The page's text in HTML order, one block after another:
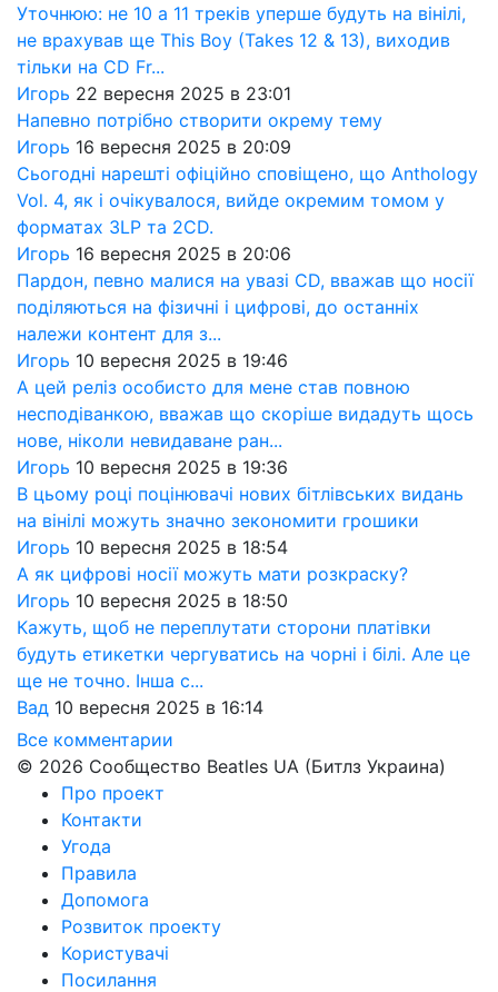
Уточнюю: не 10 а 11 треків уперше будуть на вінілі,
не врахував ще This Boy (Takes 12 & 13), виходив
тільки на CD Fr...
Игорь 22 вересня 2025 в 23:01
Напевно потрібно створити окрему тему
Игорь 16 вересня 2025 в 20:09
Сьогодні нарешті офіційно сповіщено, що Anthology
Vol. 4, як і очікувалося, вийде окремим томом у
форматах 3LP та 2CD.
Игорь 16 вересня 2025 в 20:06
Пардон, певно малися на увазі CD, вважав що носії
поділяються на фізичні і цифрові, до останніх
належи контент для з...
Игорь 10 вересня 2025 в 19:46
А цей реліз особисто для мене став повною
несподіванкою, вважав що скоріше видадуть щось
нове, ніколи невидаване ран...
Игорь 10 вересня 2025 в 19:36
В цьому році поцінювачі нових бітлівських видань
на вінілі можуть значно зекономити грошики
Игорь 10 вересня 2025 в 18:54
А як цифрові носії можуть мати розкраску?
Игорь 10 вересня 2025 в 18:50
Кажуть, щоб не переплутати сторони платівки
будуть етикетки чергуватись на чорні і білі. Але це
ще не точно. Інша с...
Вад 10 вересня 2025 в 16:14
Все комментарии
© 2026 Сообщество Beatles UA (Битлз Украина)
Про проект
Контакти
Угода
Правила
Допомога
Розвиток проекту
Користувачі
Посилання